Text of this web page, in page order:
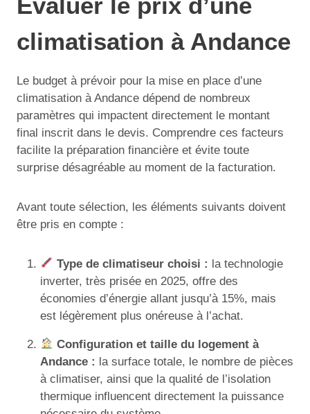
climatisation à Andance
Le budget à prévoir pour la mise en place d’une
climatisation à Andance dépend de nombreux
paramètres qui impactent directement le montant
final inscrit dans le devis. Comprendre ces facteurs
facilite la préparation financière et évite toute
surprise désagréable au moment de la facturation.
Avant toute sélection, les éléments suivants doivent
être pris en compte :
Type de climatiseur choisi : la technologie
inverter, très prisée en 2025, offre des
économies d’énergie allant jusqu’à 15%, mais
est légèrement plus onéreuse à l’achat.
Configuration et taille du logement à
Andance : la surface totale, le nombre de pièces
à climatiser, ainsi que la qualité de l’isolation
thermique influencent directement la puissance